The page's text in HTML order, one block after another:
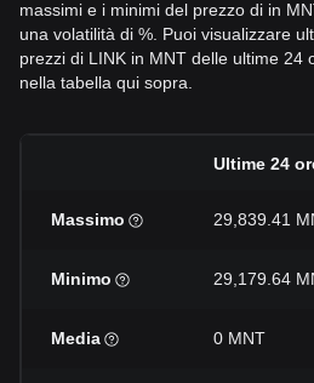
massimi e i minimi del prezzo di in
una volatilità di %. Puoi visualizzare
prezzi di LINK in MNT delle ultime 24
nella tabella qui sopra.
Ultime 24
Massimo 29,839.41
Minimo 29,179.64
Media 0 MNT